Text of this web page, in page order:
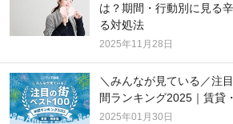
は？期間・行動別に見る
る対処法
2025年11月28日
＼みんなが見ている／注
間ランキング2025｜賃貸
2025年01月30日